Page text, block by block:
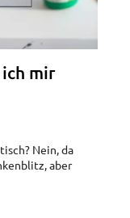
mir
Nein, da
aber